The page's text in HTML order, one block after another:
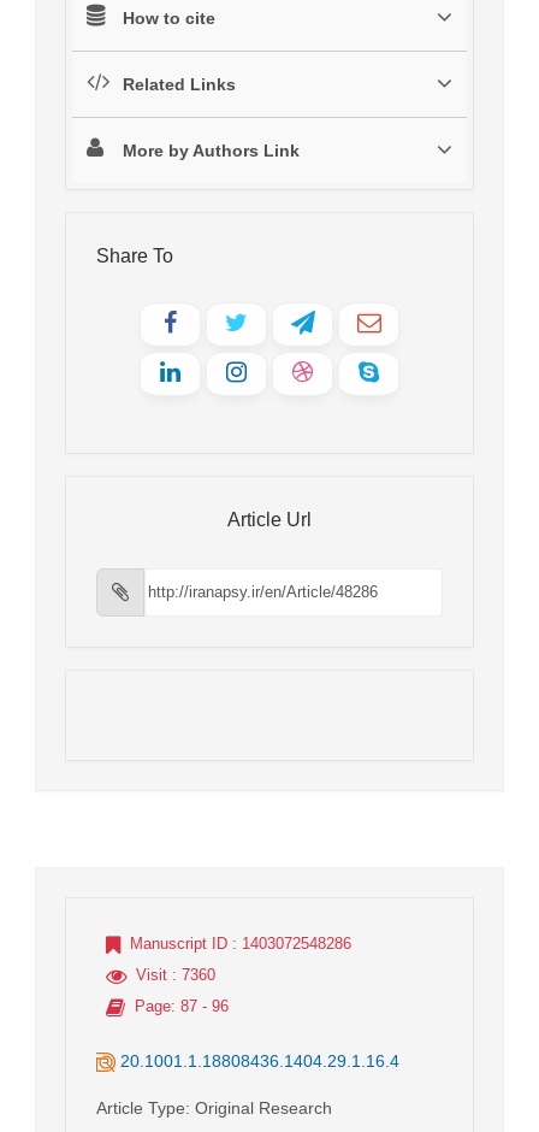
How to cite
Related Links
More by Authors Link
Share To
Article Url
Manuscript ID : 1403072548286
Visit : 7360
Page: 87 - 96
20.1001.1.18808436.1404.29.1.16.4
Article Type: Original Research